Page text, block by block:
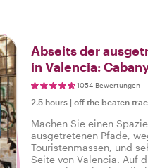
Abseits der
in Valencia:
1054 Bewertungen
2.5 hours | off the beaten
Machen Sie einen
ausgetretenen Pfade,
Touristenmassen, und
Seite von Valencia. Auf